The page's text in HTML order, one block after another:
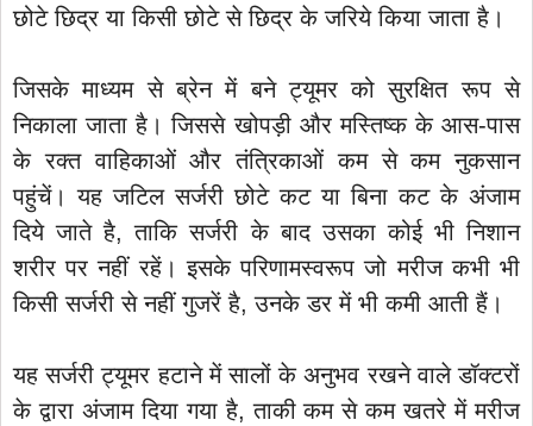
छोटे छिद्र या किसी छोटे से छिद्र के जरिये किया जाता है।
जिसके माध्यम से ब्रेन में बने ट्यूमर को सुरक्षित रूप से
निकाला जाता है। जिससे खोपड़ी और मस्तिष्क के आस-पास
के रक्त वाहिकाओं और तंत्रिकाओं कम से कम नुकसान
पहुंचें। यह जटिल सर्जरी छोटे कट या बिना कट के अंजाम
दिये जाते है, ताकि सर्जरी के बाद उसका कोई भी निशान
शरीर पर नहीं रहें। इसके परिणामस्वरूप जो मरीज कभी भी
किसी सर्जरी से नहीं गुजरें है, उनके डर में भी कमी आती हैं।
यह सर्जरी ट्यूमर हटाने में सालों के अनुभव रखने वाले डॉक्टरों
के द्वारा अंजाम दिया गया है, ताकी कम से कम खतरे में मरीज